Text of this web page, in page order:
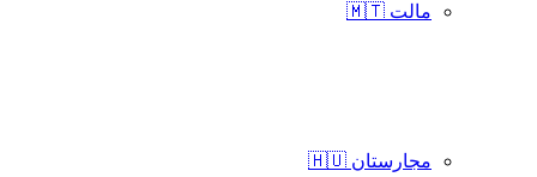
مالت 🇲🇹
مجارستان 🇭🇺